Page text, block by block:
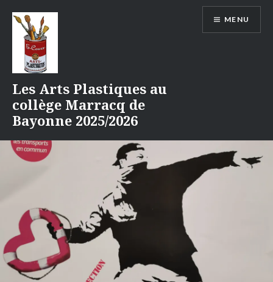
contenu
Les Arts Plastiques au
collège Marracq de
Bayonne 2025/2026
MENU